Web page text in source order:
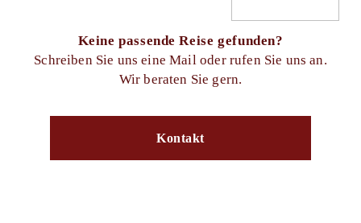
Keine passende Reise gefunden?
Schreiben Sie uns eine Mail oder rufen Sie uns an.
Wir beraten Sie gern.
Kontakt